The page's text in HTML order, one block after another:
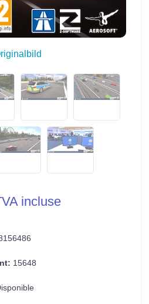
incluse
15648